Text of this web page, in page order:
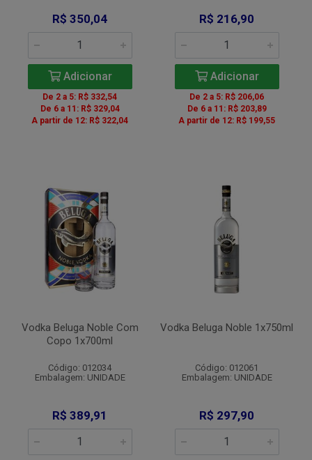
R$ 350,04
Adicionar
De 2 a 5: R$ 332,54
De 6 a 11: R$ 329,04
A partir de 12: R$ 322,04
R$ 216,90
Adicionar
De 2 a 5: R$ 206,06
De 6 a 11: R$ 203,89
A partir de 12: R$ 199,55
Vodka Beluga Noble Com
Copo 1x700ml
Código: 012034
Embalagem: UNIDADE
R$ 389,91
Vodka Beluga Noble 1x750ml
Código: 012061
Embalagem: UNIDADE
R$ 297,90